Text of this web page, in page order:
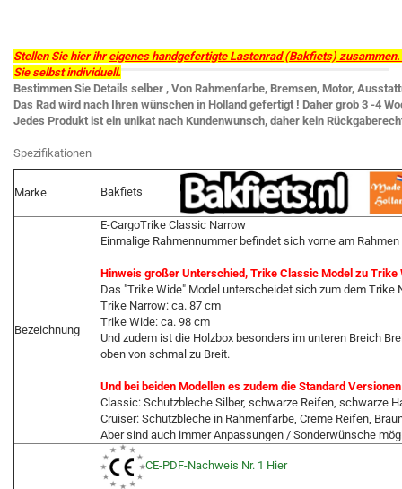
Stellen Sie hier ihreigenes handgefertigte Lastenrad (Bakfiets) zusammen.
Sie selbst individuell.
Bestimmen Sie Details selber , Von Rahmenfarbe, Bremsen, Motor,
Das Rad wird nach Ihren wünschen in Holland gefertigt ! Daher grob 3 -4
Jedes Produkt ist ein unikat nach Kundenwunsch, daher kein
Spezifikationen
Marke Bakfiets
Bezeichnung
E-CargoTrike Classic Narrow
Einmalige Rahmennummer befindet sich vorne am Rahmen
Hinweis großer Unterschied, Trike Classic Model zu Trike
Das "Trike Wide" Model unterscheidet sich zum dem Trike
Trike Narrow: ca. 87 cm
Trike Wide: ca. 98 cm
Und zudem ist die Holzbox besonders im unteren Breich
oben von schmal zu Breit.
Und bei beiden Modellen es zudem die Standard
Classic: Schutzbleche Silber, schwarze Reifen, schwarze
Cruiser: Schutzbleche in Rahmenfarbe, Creme Reifen,
Aber sind auch immer Anpassungen / Sonderwünsche
CE-PDF-Nachweis Nr. 1 Hier